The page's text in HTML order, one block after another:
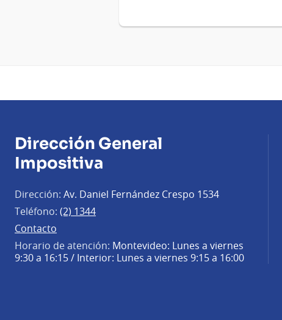
Dirección General
Impositiva
Dirección: Av. Daniel Fernández Crespo 1534
Teléfono: (2) 1344
Contacto
Horario de atención: Montevideo: Lunes a viernes
9:30 a 16:15 / Interior: Lunes a viernes 9:15 a 16:00